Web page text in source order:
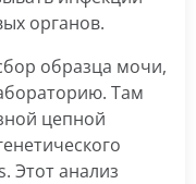
органов.
образца мочи,
Там
цепной
Этот анализ